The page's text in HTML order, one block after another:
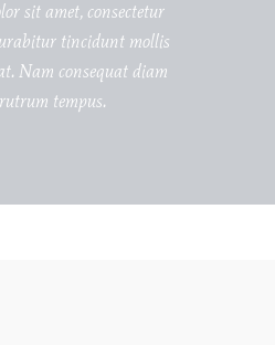
sit amet, consectetur
tincidunt mollis
Nam consequat diam
tempus.